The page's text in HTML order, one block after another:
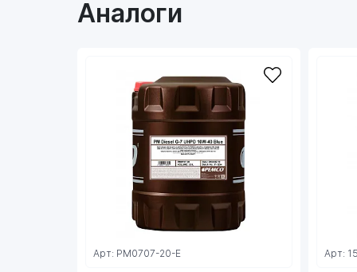
Аналоги
Арт: PM0707-20-E Арт: